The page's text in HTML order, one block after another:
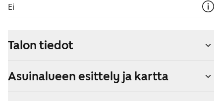
Ei
Talon tiedot
Asuinalueen esittely ja kartta